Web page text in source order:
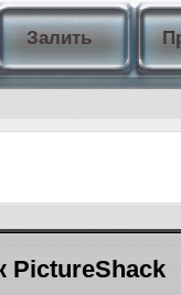
Залить
PictureShack